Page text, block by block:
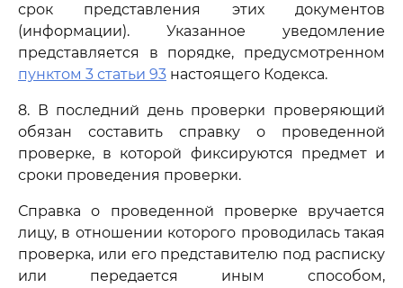
срок представления этих документов
(информации). Указанное уведомление
представляется в порядке, предусмотренном
пунктом 3 статьи 93 настоящего Кодекса.
8. В последний день проверки проверяющий
обязан составить справку о проведенной
проверке, в которой фиксируются предмет и
сроки проведения проверки.
Справка о проведенной проверке вручается
лицу, в отношении которого проводилась такая
проверка, или его представителю под расписку
или передается иным способом,